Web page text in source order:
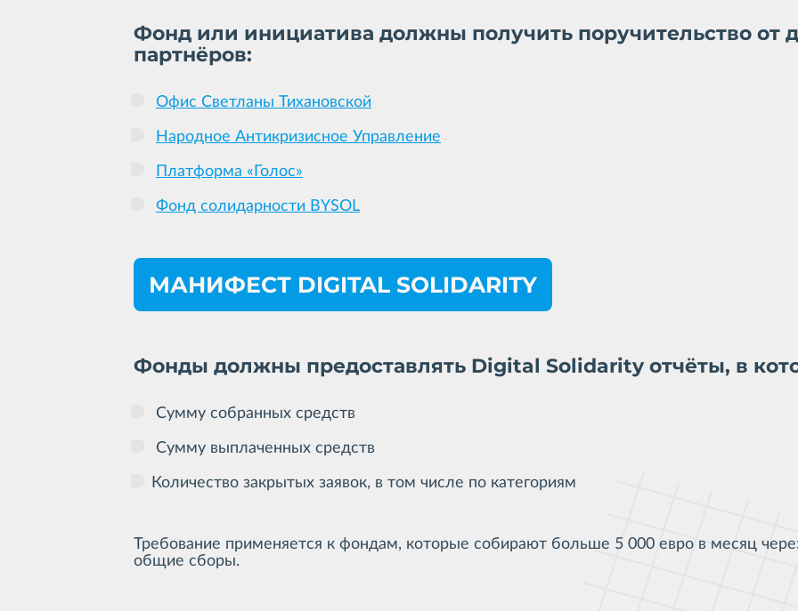
Фонд или инициатива должны получить поручительство от
партнёров:
Офис Светланы Тихановской
Народное Антикризисное Управление
Платформа «Голос»
Фонд солидарности BYSOL
МАНИФЕСТ DIGITAL SOLIDARITY
Фонды должны предоставлять Digital Solidarity отчёты, в
Сумму собранных средств
Сумму выплаченных средств
Количество закрытых заявок, в том числе по категориям
Требование применяется к фондам, которые собирают больше 5 000 евро в месяц
общие сборы.